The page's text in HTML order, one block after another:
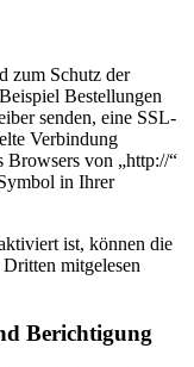
zum Schutz der
Bestellungen
senden, eine SSL-
Verbindung
Browsers von „http://“
in Ihrer
ist, können die
mitgelesen
Berichtigung